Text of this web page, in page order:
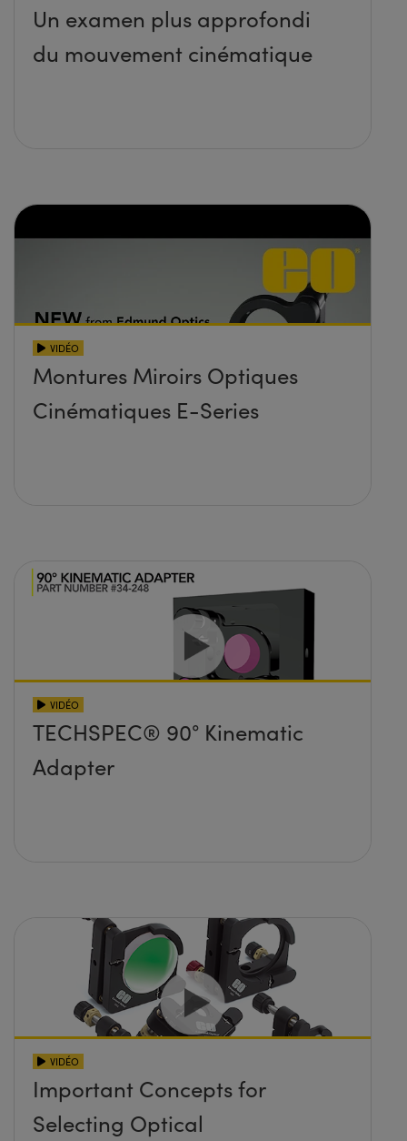
Un examen plus approfondi
du mouvement cinématique
VIDÉO
Montures Miroirs Optiques
Cinématiques E-Series
VIDÉO
TECHSPEC® 90° Kinematic
Adapter
VIDÉO
Important Concepts for
Selecting Optical